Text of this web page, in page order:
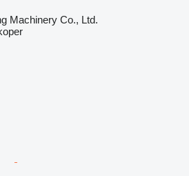
Machinery Co., Ltd.